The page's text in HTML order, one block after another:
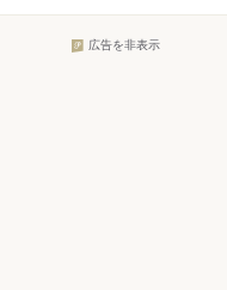
広告を非表示